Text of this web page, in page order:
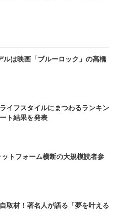
ルは映画「ブルーロック」の高橋
イフスタイルにまつわるランキン
ト結果を発表
トフォーム横断の大規模読者参
取材！著名人が語る「夢を叶える